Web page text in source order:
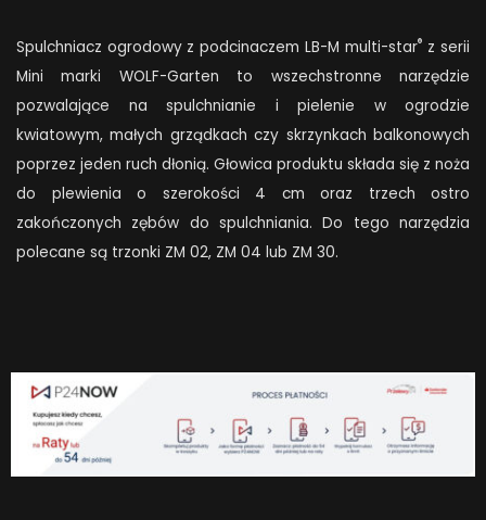
Spulchniacz ogrodowy z podcinaczem LB-M multi-star® z serii
Mini marki WOLF-Garten to wszechstronne narzędzie
pozwalające na spulchnianie i pielenie w ogrodzie
kwiatowym, małych grządkach czy skrzynkach balkonowych
poprzez jeden ruch dłonią. Głowica produktu składa się z noża
do plewienia o szerokości 4 cm oraz trzech ostro
zakończonych zębów do spulchniania. Do tego narzędzia
polecane są trzonki ZM 02, ZM 04 lub ZM 30.